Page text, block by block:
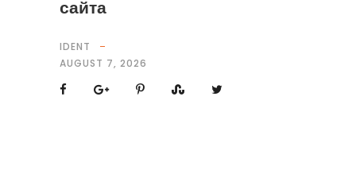
сайта
IDENT
AUGUST 7, 2026